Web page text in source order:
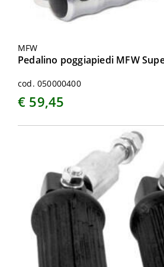
MFW
Pedalino poggiapiedi MFW
cod. 050000400
€ 59,45